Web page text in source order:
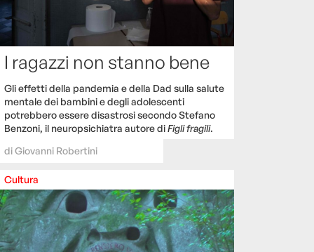
I ragazzi non stanno bene
Gli effetti della pandemia e della Dad sulla salute
mentale dei bambini e degli adolescenti
potrebbero essere disastrosi secondo Stefano
Benzoni, il neuropsichiatra autore diFigli fragili.
diGiovanni Robertini
Cultura